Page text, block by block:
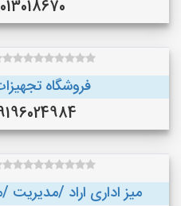
09013018670
فروشگاه
09196024984
میز اداری اراد /